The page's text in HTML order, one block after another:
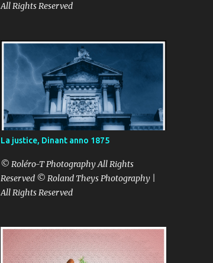
All Rights Reserved
La justice, Dinant anno 1875
© Roléro-T Photography All Rights
Reserved © Roland Theys Photography |
All Rights Reserved